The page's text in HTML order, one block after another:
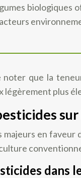
biologiques
que la
plus
majeurs en
dans